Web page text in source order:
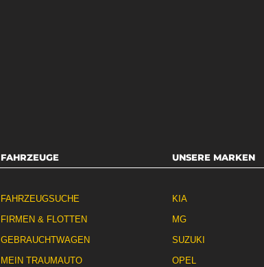
FAHRZEUGE
FAHRZEUGSUCHE
FIRMEN & FLOTTEN
GEBRAUCHTWAGEN
MEIN TRAUMAUTO
UNSERE MARKEN
KIA
MG
SUZUKI
OPEL